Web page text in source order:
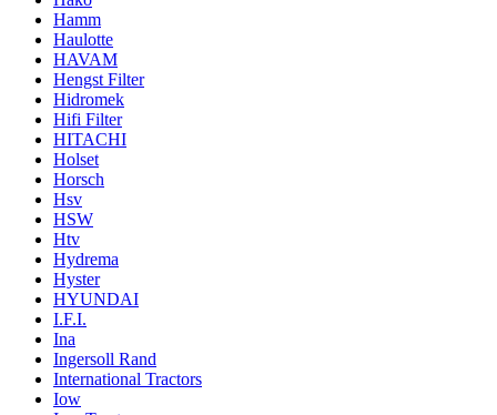
Hamm
Haulotte
HAVAM
Hengst Filter
Hidromek
Hifi Filter
HITACHI
Holset
Horsch
Hsv
HSW
Htv
Hydrema
Hyster
HYUNDAI
I.F.I.
Ina
Ingersoll Rand
International Tractors
Iow